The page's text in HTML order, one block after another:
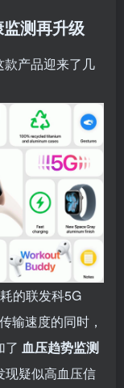
测再升级
款产品迎来了几
的联发科5G
输速度的同时，
了 血压趋势监测
现疑似高血压信